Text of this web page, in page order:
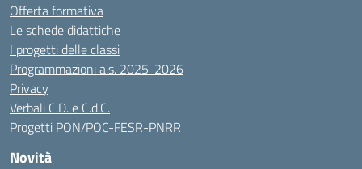
Offerta formativa
Le schede didattiche
I progetti delle classi
Programmazioni a.s. 2025-2026
Privacy
Verbali C.D. e C.d.C.
Progetti PON/POC-FESR-PNRR
Novità